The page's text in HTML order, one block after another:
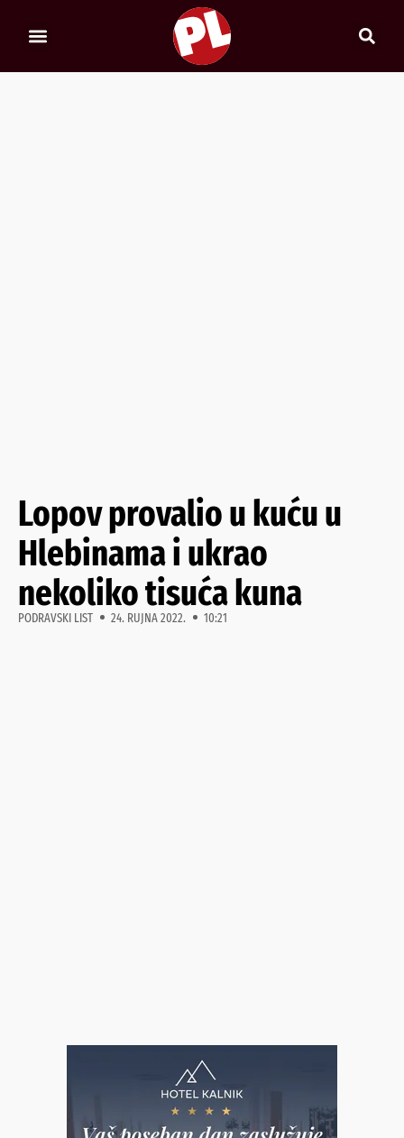
Lopov provalio u kuću u
Hlebinama i ukrao
nekoliko tisuća kuna
PODRAVSKI LIST 24. RUJNA 2022. 10:21